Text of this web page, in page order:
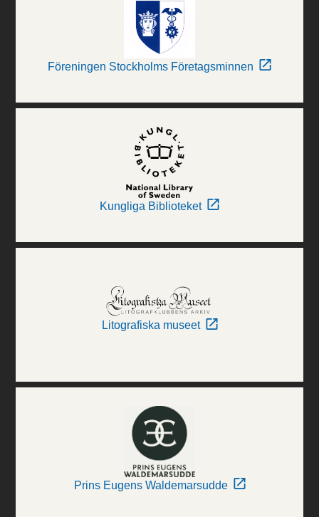
Föreningen Stockholms Företagsminnen
Kungliga Biblioteket
Litografiska museet
Prins Eugens Waldemarsudde